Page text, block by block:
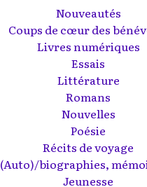
Nouveautés
Coups de cœur des
Livres numériques
Essais
Littérature
Romans
Nouvelles
Poésie
Récits de voyage
(Auto)/biographies,
Jeunesse